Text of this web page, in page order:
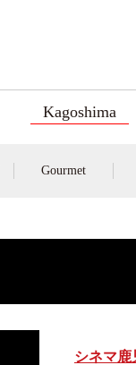
Kagoshima
Gourmet
シネマ